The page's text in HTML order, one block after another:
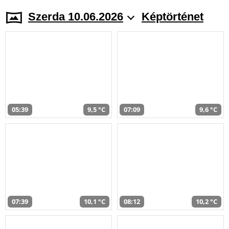
Szerda 10.06.2026 Képtörténet
05:39 9,5 °C 07:09 9,6 °C
07:39 10,1 °C 08:12 10,2 °C